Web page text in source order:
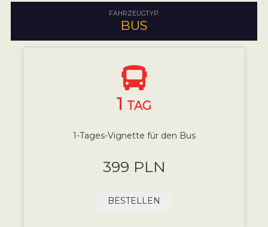
FAHRZEUGTYP:
BUS
1 TAG
1-Tages-Vignette für den Bus
399 PLN
BESTELLEN